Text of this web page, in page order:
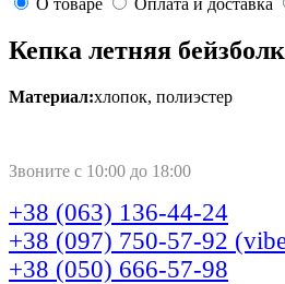
О товаре Оплата и доставка
Кепка летняя
Материал:хлопок, полиэстер
Звоните с 10:00 до 18:00
+38 (063) 136-44-24
+38 (097) 750-57-92
+38 (050) 666-57-98